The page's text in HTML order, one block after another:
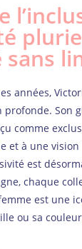
sans
années,
Son
comme
et à une
est
chaque
est une
ou sa